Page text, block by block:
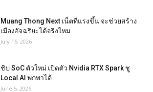
Muang Thong Next เน็ตที่แรงขึ้น จะช่วยสร้าง
เมืองอัจฉริยะได้จริงไหม
July 16, 2026
ชิป SoC ตัวใหม่ เปิดตัว Nvidia RTX Spark ชู
Local AI พกพาได้
June 5, 2026